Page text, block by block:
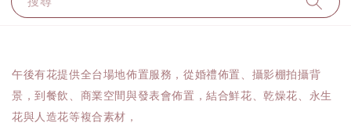
午後有花提供全台場地佈置服務，從婚禮佈置、攝影棚拍攝背
景，到餐飲、商業空間與發表會佈置，結合鮮花、乾燥花、永生
花與人造花等複合素材，